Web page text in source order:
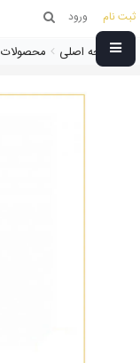
ثبت نام ورود
صفحه اصلی محصولات